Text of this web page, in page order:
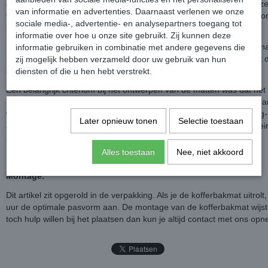
de mat blijven en de mat zelf perfect opgaat in het interieur. Met
vloeistoffen opgevangen worden en is dus de perfecte oplossing
kofferbak vaak gebruikt.
Met name in de winter biedt het ultieme bescherming tegen vuil en
hondenbezitters is deze mat ideaal, na een dagje bos of strand blijft
schoon.
Een belangrijk criterium bij het ontwerpen van de matten was dat
moest zijn. Daarom hebben de matten van Gledring geen scherpe
weg te poetsen is. Voor een optimaal resultaat raden wij de
artikelnummer GL 0614, die speciaal ontworpen is voor het droog
Montage:
Dit artikel zit opgerold in de verpakking. Als je de kofferbakmat
uur de optimale pasvorm aan. De montage van de kofferbakmat
toch hulp willen bij het plaatsen dan kun je altijd contact met ons
van informatie en advertenties. Daarnaast verlenen we onze
sociale media-, advertentie- en analysepartners toegang tot
informatie over hoe u onze site gebruikt. Zij kunnen deze
informatie gebruiken in combinatie met andere gegevens die
zij mogelijk hebben verzameld door uw gebruik van hun
diensten of die u hen hebt verstrekt.
Later opnieuw tonen Selectie toestaan
Alles toestaan Nee, niet akkoord